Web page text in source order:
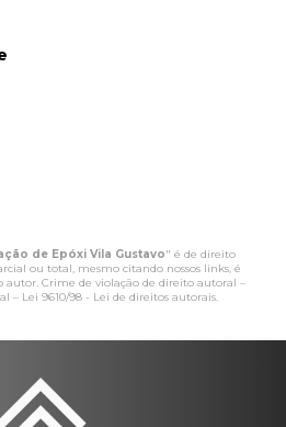
de Epóxi Vila Gustavo" é de direito
ou total, mesmo citando nossos links, é
autor. Crime de violação de direito autoral –
– Lei 9610/98 - Lei de direitos autorais